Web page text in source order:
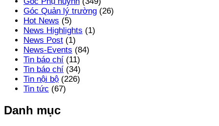
Góc Quản lý trường (26)
Hot News (5)
News Highlights (1)
News Post (1)
News-Events (84)
Tin báo chí (11)
Tin báo chí (34)
Tin nội bộ (226)
Tin tức (67)
Danh mục